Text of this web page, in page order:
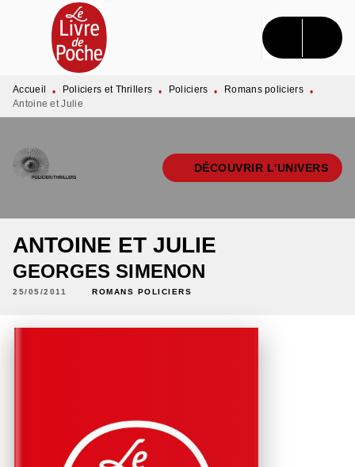
MENU RECHERCHE CONTENU
PIED DE PAGE
Accueil • Policiers et Thrillers • Policiers • Romans policiers •
Antoine et Julie
DÉCOUVRIR L'UNIVERS
ANTOINE ET JULIE
GEORGES SIMENON
25/05/2011 ROMANS POLICIERS